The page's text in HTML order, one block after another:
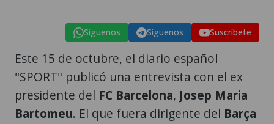
Síguenos Síguenos Suscríbete
Este 15 de octubre, el diario español
"SPORT" publicó una entrevista con el ex
presidente del FC Barcelona, Josep Maria
Bartomeu. El que fuera dirigente del Barça